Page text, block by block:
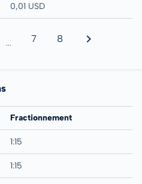
0,01 USD
... 7 8
Fractionnement
1:15
1:15